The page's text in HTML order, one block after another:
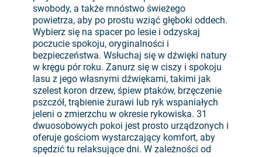
swobody, a także mnóstwo świeżego
powietrza, aby po prostu wziąć głęboki oddech.
Wybierz się na spacer po lesie i odzyskaj
poczucie spokoju, oryginalności i
bezpieczeństwa. Wsłuchaj się w dźwięki natury
w kręgu pór roku. Zanurz się w ciszy i spokoju
lasu z jego własnymi dźwiękami, takimi jak
szelest koron drzew, śpiew ptaków, brzęczenie
pszczół, trąbienie żurawi lub ryk wspaniałych
jeleni o zmierzchu w okresie rykowiska. 31
dwuosobowych pokoi jest prosto urządzonych i
oferuje gościom wystarczający komfort, aby
spędzić tu relaksujące dni. W zależności od